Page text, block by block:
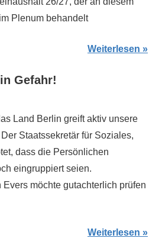
Plenum behandelt
Weiterlesen
Gefahr!
Land Berlin greift aktiv unsere
Staatssekretär für Soziales,
dass die Persönlichen
eingruppiert seien.
Evers möchte gutachterlich prüfen
Weiterlesen